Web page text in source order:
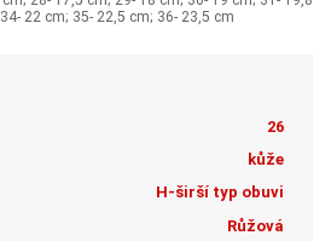
22 cm; 35- 22,5 cm; 36- 23,5 cm
26
kůže
H-širší typ obuvi
Růžová